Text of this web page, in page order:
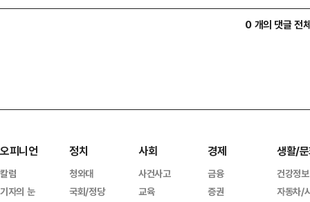
0 개의 댓글 전
오피니언
칼럼
기자의 눈
정치
청와대
국회/정당
사회
사건사고
교육
경제
금융
증권
생활/
건강정보
자동차/